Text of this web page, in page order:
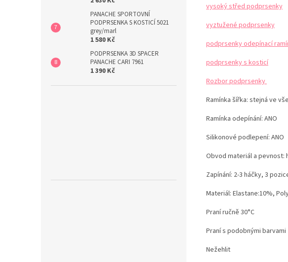
PANACHE SPORTOVNÍ
PODPRSENKA S KOSTICÍ 5021
grey/marl
1 580 Kč
PODPRSENKA 3D SPACER
PANACHE CARI 7961
1 390 Kč
vysoký střed podprsenky
vyztužené podprsenky
podprsenky odepínací
podprsenky s kosticí
Rozbor podprsenky
Ramínka šířka: stejná ve
Ramínka odepínání: ANO
Silikonové podlepení: ANO
Obvod materiál a pevnost:
Zapínání: 2-3 háčky, 3
Materiál: Elastane:10%,
Praní ručně 30°C
Praní s podobnými barvami
Nežehlit